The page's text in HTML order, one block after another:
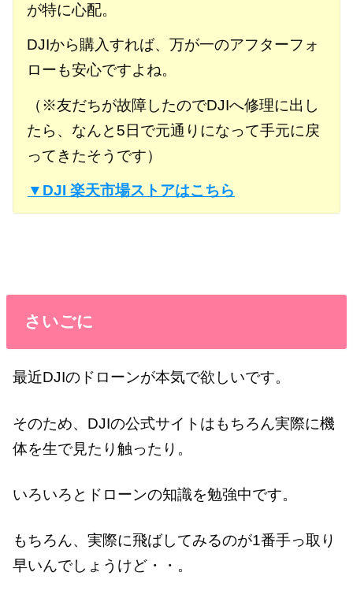
が特に心配。
DJIから購入すれば、万が一のアフターフォ
ローも安心ですよね。
（※友だちが故障したのでDJIへ修理に出し
たら、なんと5日で元通りになって手元に戻
ってきたそうです）
▼DJI 楽天市場ストアはこちら
さいごに
最近DJIのドローンが本気で欲しいです。
そのため、DJIの公式サイトはもちろん実際に機
体を生で見たり触ったり。
いろいろとドローンの知識を勉強中です。
もちろん、実際に飛ばしてみるのが1番手っ取り
早いんでしょうけど・・。